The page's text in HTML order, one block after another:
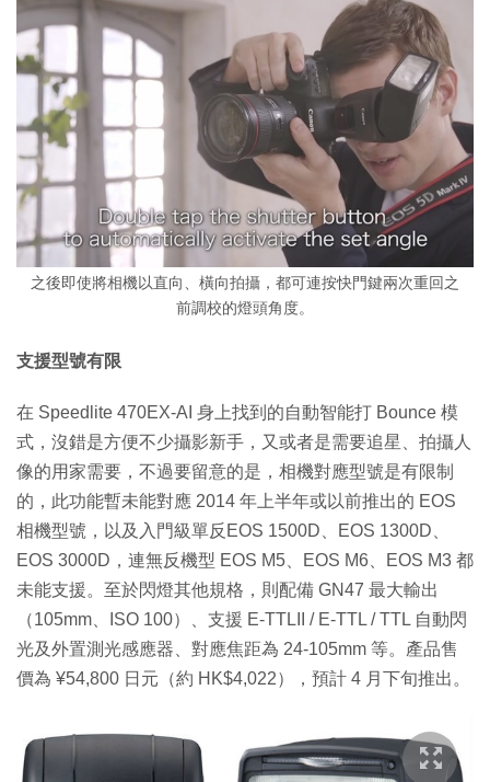
之後即使將相機以直向、橫向拍攝，都可連按快門鍵兩次重回之
前調校的燈頭角度。
支援型號有限
在 Speedlite 470EX-AI 身上找到的自動智能打 Bounce 模
式，沒錯是方便不少攝影新手，又或者是需要追星、拍攝人
像的用家需要，不過要留意的是，相機對應型號是有限制
的，此功能暫未能對應 2014 年上半年或以前推出的 EOS
相機型號，以及入門級單反EOS 1500D、EOS 1300D、
EOS 3000D，連無反機型 EOS M5、EOS M6、EOS M3 都
未能支援。至於閃燈其他規格，則配備 GN47 最大輸出
（105mm、ISO 100）、支援 E-TTLII / E-TTL / TTL 自動閃
光及外置測光感應器、對應焦距為 24-105mm 等。產品售
價為 ¥54,800 日元（約 HK$4,022），預計 4 月下旬推出。